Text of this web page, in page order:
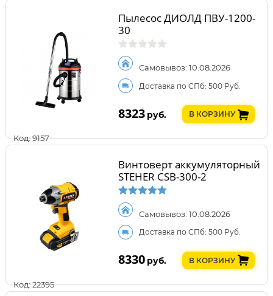
Код: 9157
Пылесос ДИОЛД ПВУ-1200-
30
Самовывоз: 10.08.2026
Доставка по СПб: 500 Руб.
8323 руб. В КОРЗИНУ
Код: 22395
Винтоверт аккумуляторный
STEHER CSB-300-2
Самовывоз: 10.08.2026
Доставка по СПб: 500 Руб.
8330 руб. В КОРЗИНУ